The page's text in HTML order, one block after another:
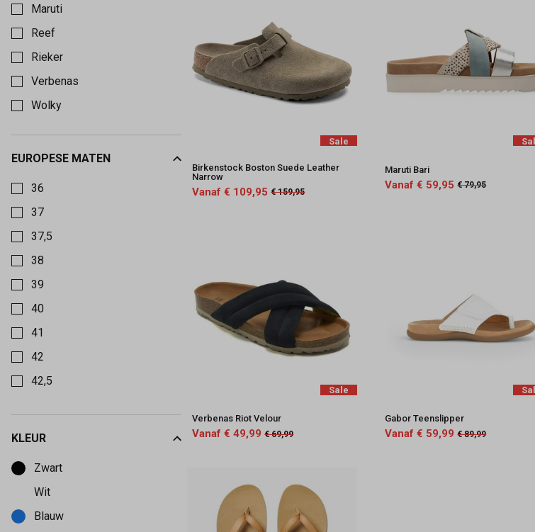
Maruti
Reef
Rieker
Verbenas
Wolky
EUROPESE MATEN
Kies een Europese maten om op te filteren
36
37
37,5
38
39
40
41
42
42,5
KLEUR
Zwart
Wit
Blauw
Sale
Birkenstock Boston Suede Leather
Narrow
Vanaf € 109,95 € 159,95
Maruti Bari
Vanaf € 59,95 € 79,95
Sale
Verbenas Riot Velour
Vanaf € 49,99 € 69,99
Gabor Teenslipper
Vanaf € 59,99 € 89,99